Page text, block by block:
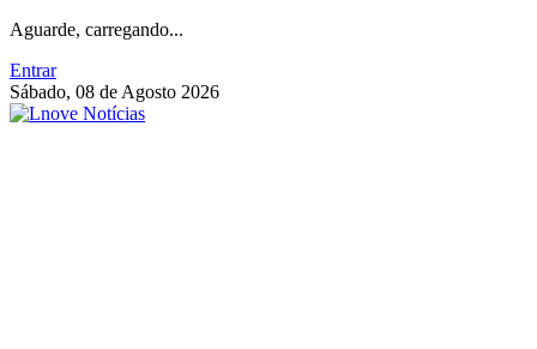
Aguarde, carregando...
Entrar
Sábado, 08 de Agosto 2026